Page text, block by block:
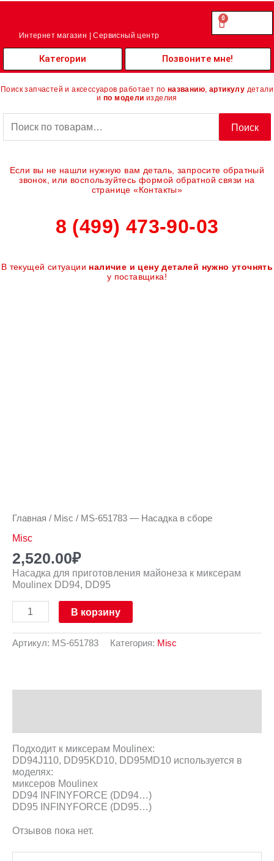
Перейти
Интернет магазин | Сервисный центр
0.00
0
Cart
Категории Позвоните мне!
Поиск запчастей и аксессуаров работает по названию артикулу детали
и по модели изделия
Поиск
Если вы не нашли нужную вам деталь, запросите обратный
звонок, или воспользуйтесь формой обратной связи на
странице «Контакты»
8 (499) 473-90-03
В текущей ситуации наличие и цену деталей нужно уточнять
у поставщика!
Главная / Misc / MS-651783 — Насадка в сборе
Misc
2,520.00₽
Насадка для приготовления майонеза к миксерам
Moulinex DD94, DD95
В корзину
Артикул: MS-651783 Категория: Misc
Подходит к миксерам Moulinex:
DD94J110, DD95KD10, DD95MD10 используется в
моделях:
миксеров Moulinex
DD94 INFINYFORCE (DD94…)
DD95 INFINYFORCE (DD95…)
Отзывов пока нет.